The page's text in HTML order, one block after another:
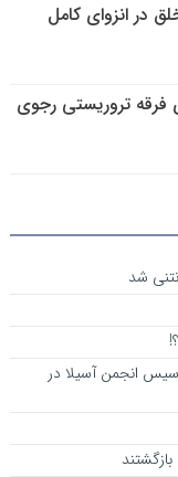
در انزوای کامل
تروریستی رجوی
انجمن آسیلا در